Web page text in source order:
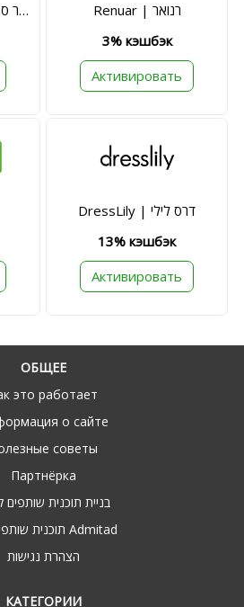
twentyfourseven | טוונטי פור סבן
Renuar | רנואר
3% кэшбэк
Активировать
DressLily | דרס לילי
13% кэшбэк
Активировать
ОБЩЕЕ
это работает
о сайте
советы
Партнёрка
בניית תוכנית
תוכנית שותפים דרך Admitad
הצהרת נגישות
КАТЕГОРИИ